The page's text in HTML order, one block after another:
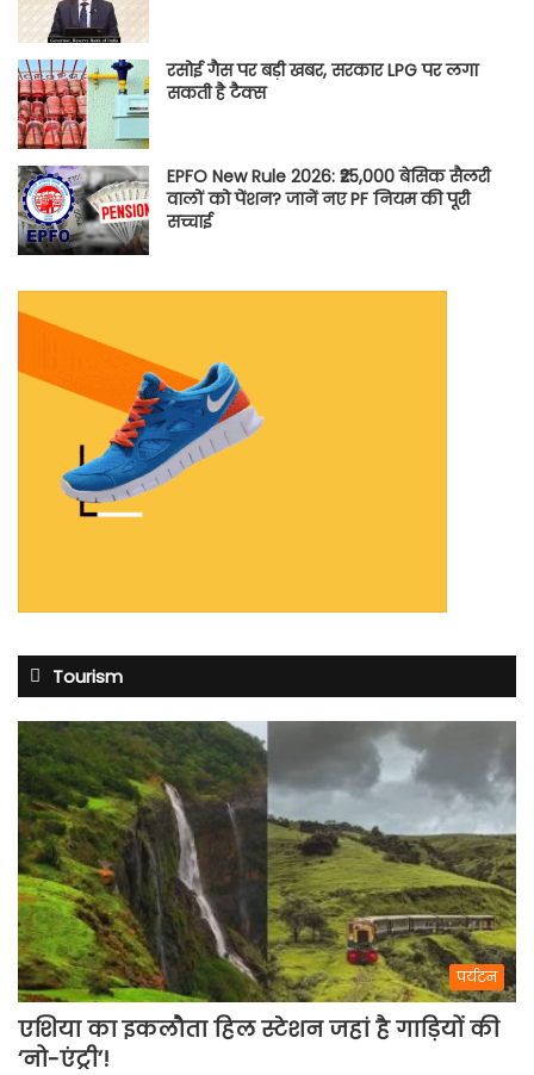
रसोई गैस पर बड़ी खबर, सरकार LPG पर लगा
सकती है टैक्स
EPFO New Rule 2026: ₹25,000 बेसिक सैलरी
वालों को पेंशन? जानें नए PF नियम की पूरी
सच्चाई
Tourism
पर्यटन
एशिया का इकलौता हिल स्टेशन जहां है गाड़ियों की
‘नो-एंट्री’!